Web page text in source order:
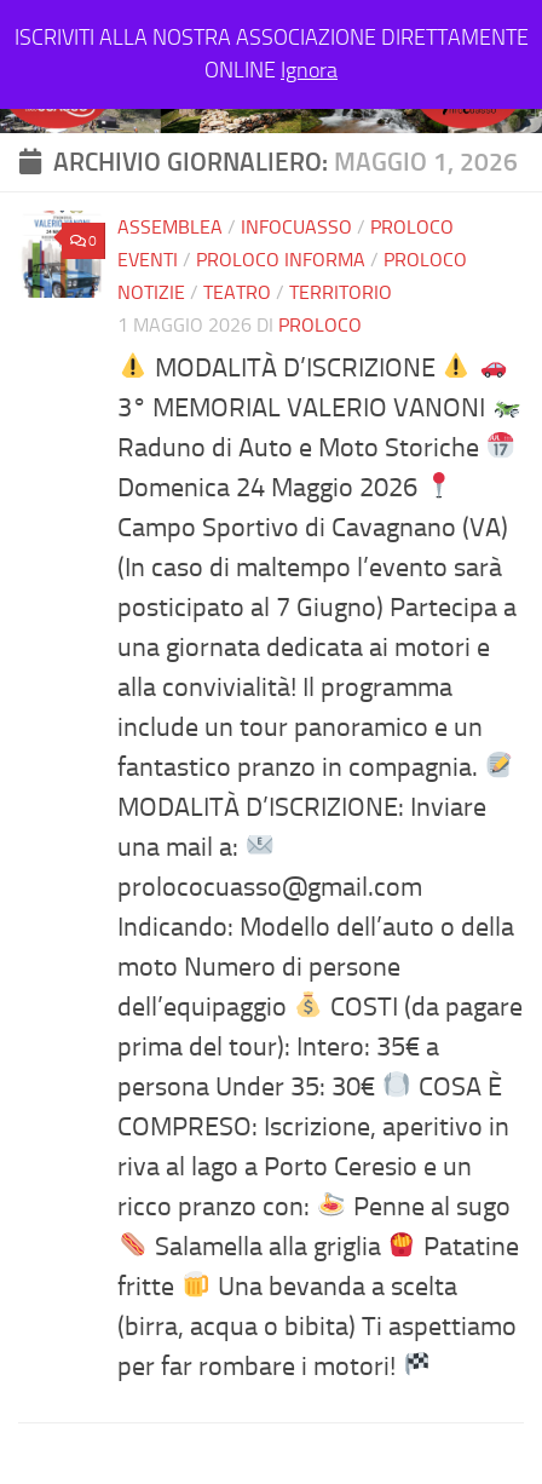
Salta al contenuto
ARCHIVIO GIORNALIERO: MAGGIO 1, 2026
0
ASSEMBLEA / INFOCUASSO / PROLOCO
EVENTI / PROLOCO INFORMA / PROLOCO
NOTIZIE / TEATRO / TERRITORIO
1 MAGGIO 2026 DI PROLOCO
MODALITÀ D’ISCRIZIONE
3° MEMORIAL VALERIO VANONI
Raduno di Auto e Moto Storiche
Domenica 24 Maggio 2026
Campo Sportivo di Cavagnano (VA)
(In caso di maltempo l’evento sarà
posticipato al 7 Giugno) Partecipa a
una giornata dedicata ai motori e
alla convivialità! Il programma
include un tour panoramico e un
fantastico pranzo in compagnia.
MODALITÀ D’ISCRIZIONE: Inviare
una mail a:
prolococuasso@gmail.com
Indicando: Modello dell’auto o della
moto Numero di persone
dell’equipaggio
COSTI (da pagare
prima del tour): Intero: 35€ a
persona Under 35: 30€
COSA È
COMPRESO: Iscrizione, aperitivo in
riva al lago a Porto Ceresio e un
ricco pranzo con:
Penne al sugo
Salamella alla griglia
Patatine
fritte
Una bevanda a scelta
(birra, acqua o bibita) Ti aspettiamo
per far rombare i motori!
ISCRIVITI ALLA NOSTRA ASSOCIAZIONE DIRETTAMENTE
ONLINE Ignora